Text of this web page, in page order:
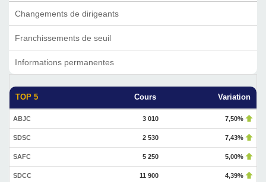
Changements de dirigeants
Franchissements de seuil
Informations permanentes
TOP 5 Cours Variation
ABJC 3 010 7,50%
SDSC 2 530 7,43%
SAFC 5 250 5,00%
SDCC 11 900 4,39%